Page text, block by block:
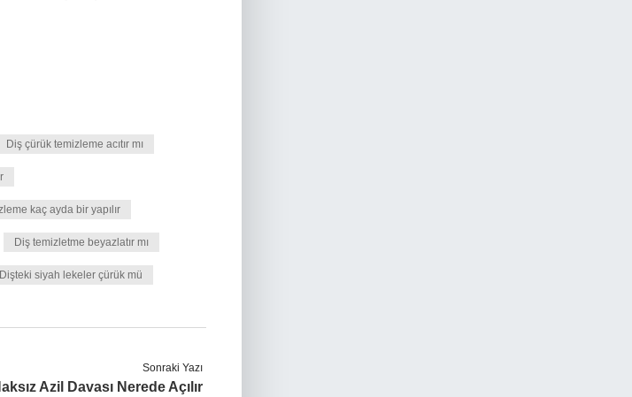
Diş çürük temizleme acıtır mı
kaç ayda bir yapılır
Diş temizletme beyazlatır mı
Dişteki siyah lekeler çürük mü
Sonraki Yazı
Azil Davası Nerede Açılır